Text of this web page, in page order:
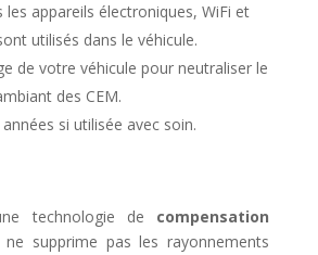
les appareils électroniques, WiFi et
utilisés dans le véhicule.
de votre véhicule pour neutraliser le
des CEM.
si utilisée avec soin.
technologie de compensation
ne supprime pas les rayonnements